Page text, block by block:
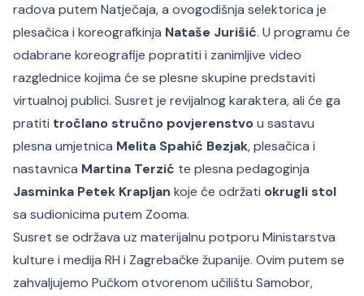
radova putem Natječaja, a ovogodišnja selektorica je
plesačica i koreografkinja Nataše Jurišić. U programu će
odabrane koreografije popratiti i zanimljive video
razglednice kojima će se plesne skupine predstaviti
virtualnoj publici. Susret je revijalnog karaktera, ali će ga
pratiti tročlano stručno povjerenstvou sastavu
plesna umjetnica Melita Spahić Bezjak, plesačica i
nastavnica Martina Terzić te plesna pedagoginja
Jasminka Petek Krapljan koje će održati okrugli stol
sa sudionicima putem Zooma.
Susret se održava uz materijalnu potporu Ministarstva
kulture i medija RH i Zagrebačke županije. Ovim putem se
zahvaljujemo Pučkom otvorenom učilištu Samobor,